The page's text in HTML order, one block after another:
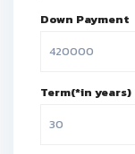
Down Payment
Term(*in years)